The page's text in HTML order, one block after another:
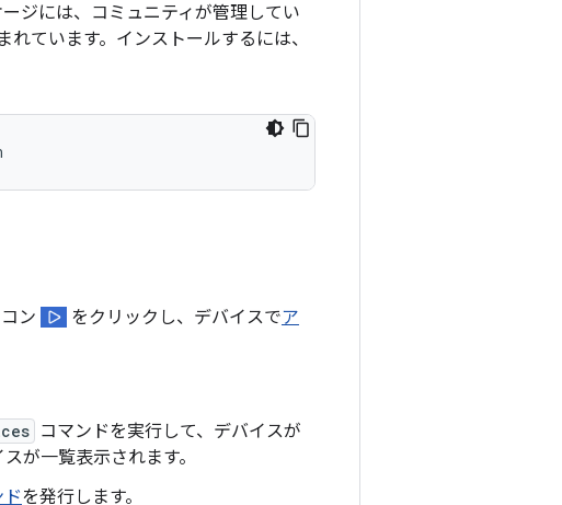
ジには、コミュニティが管理してい
れています。インストールするには、
ン をクリックし、デバイスでア
コマンドを実行して、デバイスが
が一覧表示されます。
を発行します。